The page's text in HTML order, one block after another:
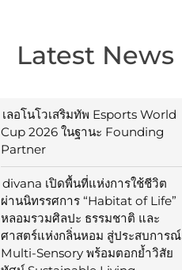
Latest News
เลอโนโวเสริมทัพ Esports World
Cup 2026 ในฐานะ Founding
Partner
divana เปิดพื้นที่แห่งการใช้ชีวิต
ผ่านนิทรรศการ “Habitat of Life”
หลอมรวมศิลปะ ธรรมชาติ และ
ศาสตร์แห่งกลิ่นหอม สู่ประสบการณ์
Multi-Sensory พร้อมตอกย้ำวิสัย